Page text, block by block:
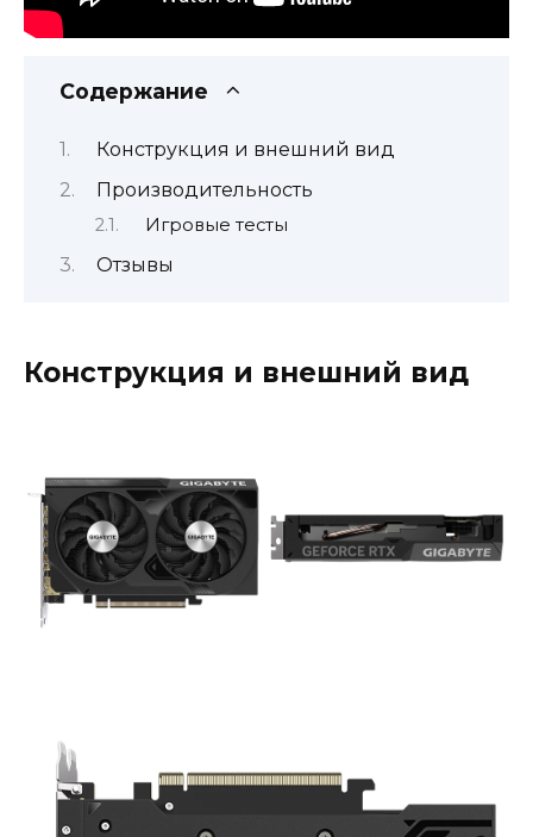
Содержание
Конструкция и внешний вид
Производительность
Игровые тесты
Отзывы
Конструкция и внешний вид